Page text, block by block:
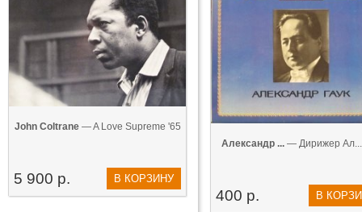
John Coltrane— A Love Supreme '65
5 900 р. В КОРЗИНУ
Александр ... — Дирижер
400 р. В